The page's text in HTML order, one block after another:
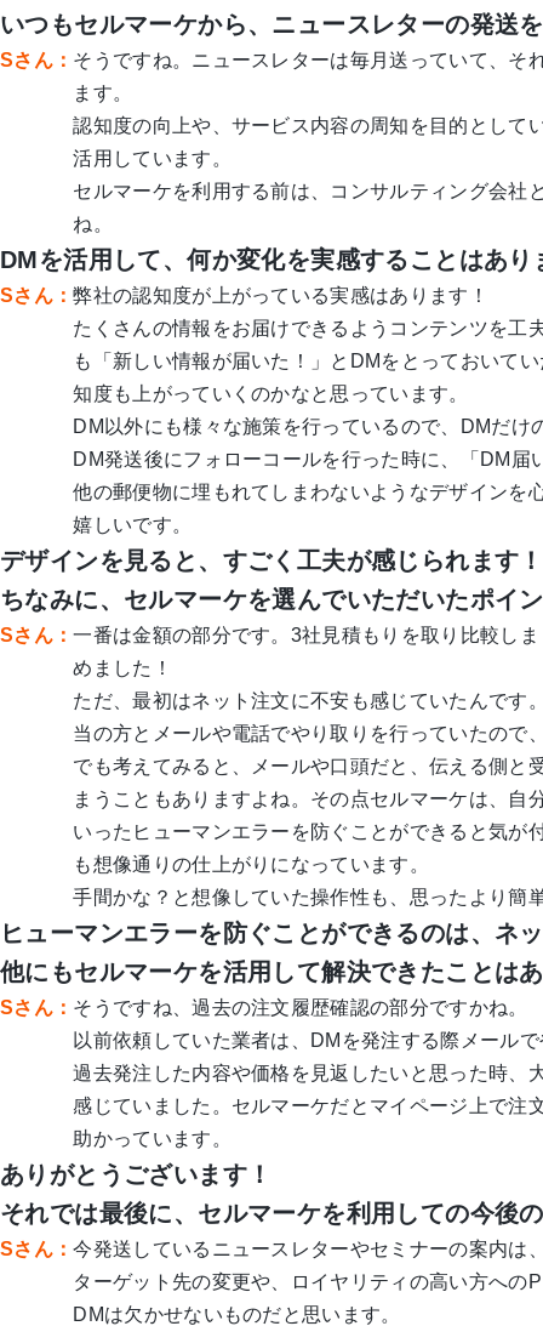
いつもセルマーケから、ニュースレターの発送
Sさん： そうですね。ニュースレターは毎月送っていて、そ
ます。
認知度の向上や、サービス内容の周知を目的として
活用しています。
セルマーケを利用する前は、コンサルティング会社
ね。
DMを活用して、何か変化を実感することはあり
Sさん：弊社の認知度が上がっている実感はあります！
たくさんの情報をお届けできるようコンテンツを工
も「新しい情報が届いた！」とDMをとっておいて
知度も上がっていくのかなと思っています。
DM以外にも様々な施策を行っているので、DMだ
DM発送後にフォローコールを行った時に、「DM
他の郵便物に埋もれてしまわないようなデザインを
嬉しいです。
デザインを見ると、すごく工夫が感じられます！
ちなみに、セルマーケを選んでいただいたポイ
Sさん：一番は金額の部分です。3社見積もりを取り比較し
めました！
ただ、最初はネット注文に不安も感じていたんです
当の方とメールや電話でやり取りを行っていたので
でも考えてみると、メールや口頭だと、伝える側と
まうこともありますよね。その点セルマーケは、
いったヒューマンエラーを防ぐことができると気が
も想像通りの仕上がりになっています。
手間かな？と想像していた操作性も、思ったより簡
ヒューマンエラーを防ぐことができるのは、ネ
他にもセルマーケを活用して解決できたことは
Sさん： そうですね、過去の注文履歴確認の部分ですかね。
以前依頼していた業者は、DMを発注する際メール
過去発注した内容や価格を見返したいと思った時、
感じていました。セルマーケだとマイページ上で注
助かっています。
ありがとうございます！
それでは最後に、セルマーケを利用しての今後
Sさん：今発送しているニュースレターやセミナーの案内は
ターゲット先の変更や、ロイヤリティの高い方へ
DMは欠かせないものだと思います。